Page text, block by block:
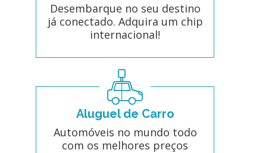
Desembarque no seu destino
já conectado. Adquira um chip
internacional!
Aluguel de Carro
Automóveis no mundo todo
com os melhores preços